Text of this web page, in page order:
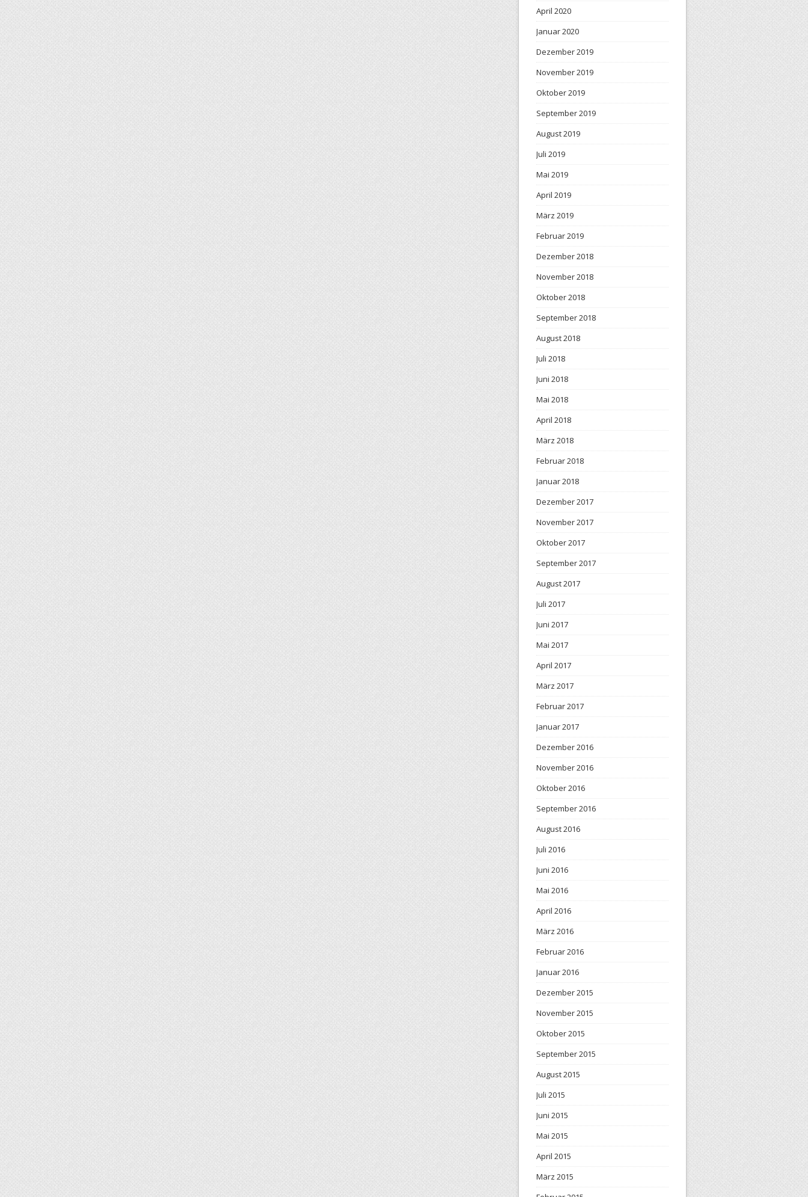
April 2020
Januar 2020
Dezember 2019
November 2019
Oktober 2019
September 2019
August 2019
Juli 2019
Mai 2019
April 2019
März 2019
Februar 2019
Dezember 2018
November 2018
Oktober 2018
September 2018
August 2018
Juli 2018
Juni 2018
Mai 2018
April 2018
März 2018
Februar 2018
Januar 2018
Dezember 2017
November 2017
Oktober 2017
September 2017
August 2017
Juli 2017
Juni 2017
Mai 2017
April 2017
März 2017
Februar 2017
Januar 2017
Dezember 2016
November 2016
Oktober 2016
September 2016
August 2016
Juli 2016
Juni 2016
Mai 2016
April 2016
März 2016
Februar 2016
Januar 2016
Dezember 2015
November 2015
Oktober 2015
September 2015
August 2015
Juli 2015
Juni 2015
Mai 2015
April 2015
März 2015